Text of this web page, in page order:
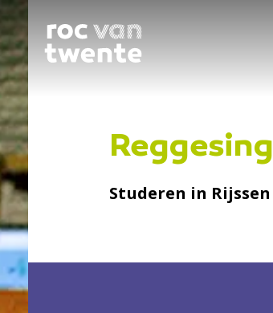
Studeren in Rijssen